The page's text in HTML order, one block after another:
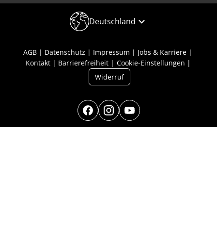
Deutschland
AGB Datenschutz Impressum
Jobs & Karriere
Kontakt
Barrierefreiheit
Cookie-Einstellungen
Widerruf